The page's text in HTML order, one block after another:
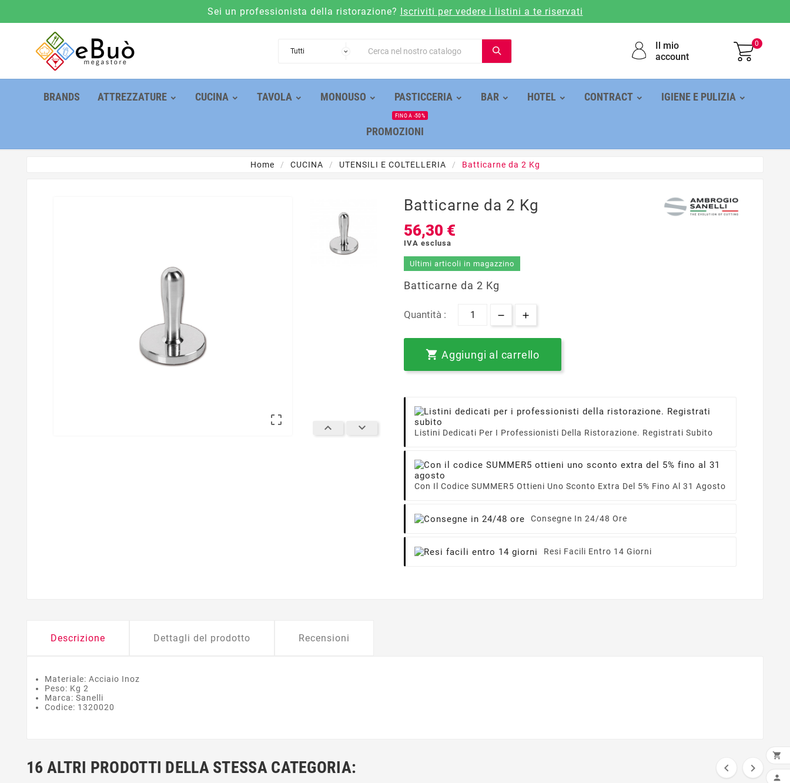
Sei un professionista della ristorazione? Iscriviti per vedere i listini a te riservati
Il mio
account
0
BRANDS ATTREZZATURE CUCINA TAVOLA MONOUSO PASTICCERIA BAR HOTEL CONTRACT IGIENE E PULIZIA
PROMOZIONI
FINO A -50%
Home CUCINA UTENSILI E COLTELLERIA Batticarne da 2 Kg

 
Batticarne da 2 Kg
56,30 €
IVA esclusa
Ultimi articoli in magazzino
Batticarne da 2 Kg
Quantità :
 Aggiungi al carrello
Listini Dedicati Per I Professionisti Della Ristorazione. Registrati Subito
Con Il Codice SUMMER5 Ottieni Uno Sconto Extra Del 5% Fino Al 31 Agosto
Consegne In 24/48 Ore
Resi Facili Entro 14 Giorni
Descrizione Dettagli del prodotto Recensioni
Materiale: Acciaio Inoz
Peso: Kg 2
Marca: Sanelli
Codice: 1320020
16 ALTRI PRODOTTI DELLA STESSA CATEGORIA:  

